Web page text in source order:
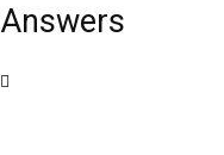
Answers